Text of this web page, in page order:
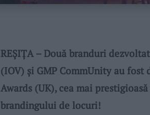
REȘIȚA – Două branduri
(IOV) și GMP CommUnity au
Awards (UK), cea mai
brandingului de locuri!